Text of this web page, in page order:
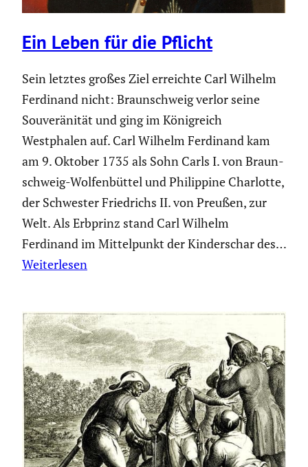
Ein Leben für die Pflicht
Sein letztes großes Ziel erreichte Carl Wilhelm
Ferdinand nicht: Braun­schweig verlor seine
Souve­rä­nität und ging im König­reich
Westphalen auf. Carl Wilhelm Ferdinand kam
am 9. Oktober 1735 als Sohn Carls I. von Braun­
schweig-Wolfen­büttel und Philip­pine Charlotte,
der Schwester Fried­richs II. von Preußen, zur
Welt. Als Erbprinz stand Carl Wilhelm
Ferdinand im Mittel­punkt der Kinder­schar des…
Weiterlesen